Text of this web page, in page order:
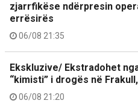
zjarrfikëse ndërpresin
errësirës
06/08 21:35
Ekskluzive/ Ekstradohet
“kimisti” i drogës në
06/08 21:20